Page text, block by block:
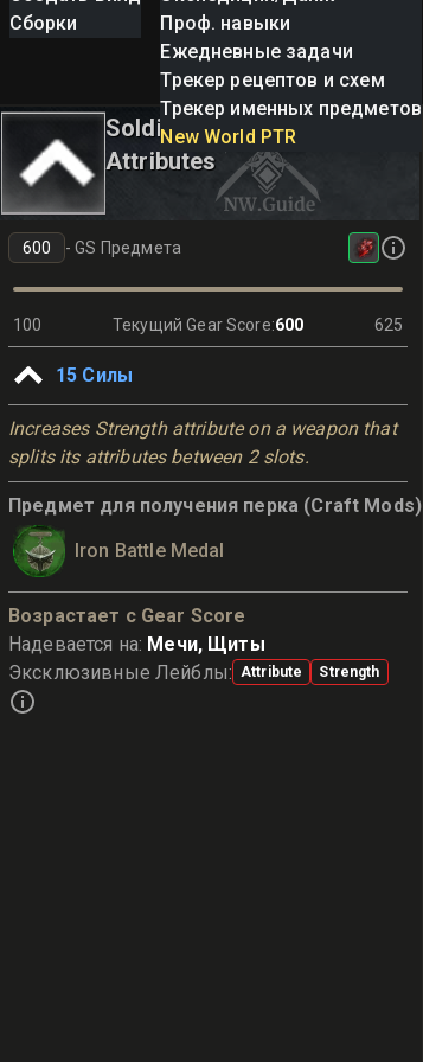
Сборки
Проф. навыки
Ежедневные задачи
Трекер рецептов и схем
Трекер именных предметов
New World PTR
Soldier Sword/Shield
Attributes
-GS Предмета
100 Текущий Gear Score:600 625
15 Силы
Increases Strength attribute on a weapon that
splits its attributes between 2 slots.
Предмет для получения перка (Craft Mods)
Iron Battle Medal
Возрастает с Gear Score
Надевается на: Мечи, Щиты
Эксклюзивные Лейблы: Attribute Strength